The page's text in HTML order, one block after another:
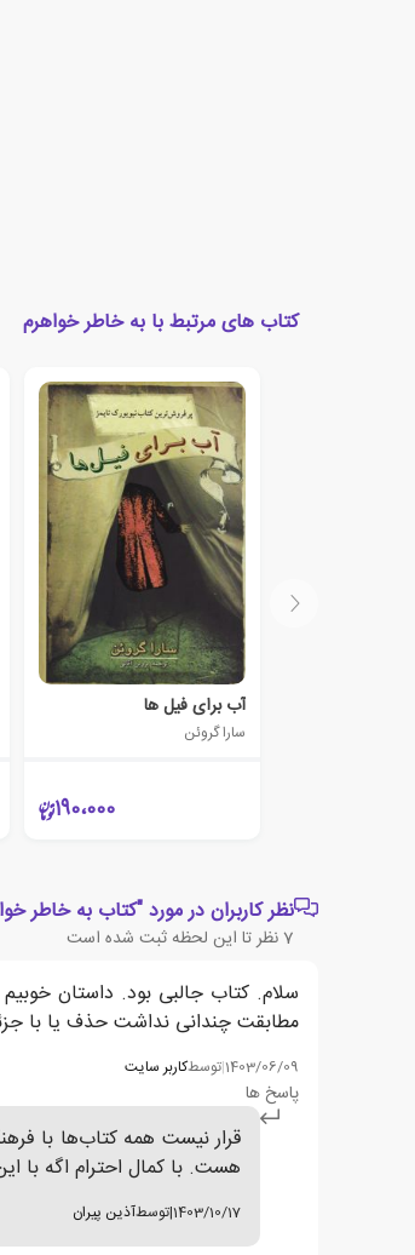
کتاب های مرتبط با به خاطر خواهرم
آب برای فیل ها
سارا گروئن
190،000
نظر کاربران در مورد "کتاب به خاطر
7نظر تا این لحظه ثبت شده است
سلام. کتاب جالبی بود. داستان
مطابقت چندانی نداشت حذف یا با
1403/06/09
|توسطکاربر سایت
پاسخ ها
قرار نیست همه کتاب‌ها با
هست. با کمال احترام اگه با
1403/10/17
|توسطآذین پیران